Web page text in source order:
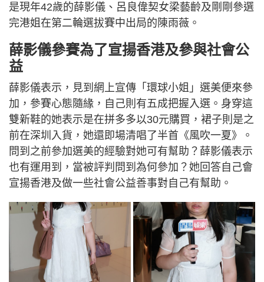
是現年42歲的薛影儀、呂良偉契女梁藝齡及剛剛參選
完港姐在第二輪選拔賽中出局的陳雨薇。
薛影儀參賽為了宣揚香港及參與社會公
益
薛影儀表示，見到網上宣傳「環球小姐」選美便來參
加，參賽心態隨緣，自己則有五成把握入選。身穿這
雙新鞋的她表示是在拼多多以30元購買，裙子則是之
前在深圳入貨，她還即場清唱了半首《風吹一夏》。
問到之前參加選美的經驗對她可有幫助？薛影儀表示
也有運用到，當被評判問到為何參加？她回答自己會
宣揚香港及做一些社會公益善事對自己有幫助。